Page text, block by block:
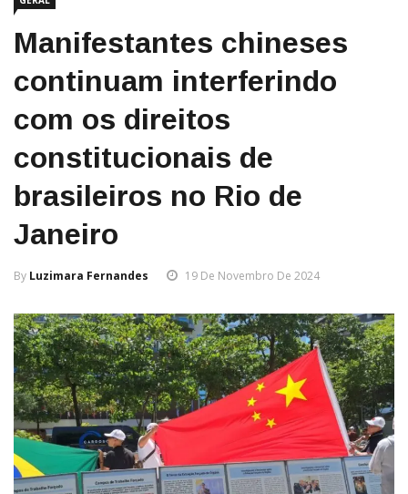
Manifestantes chineses
continuam interferindo
com os direitos
constitucionais de
brasileiros no Rio de
Janeiro
By Luzimara Fernandes 19 De Novembro De 2024